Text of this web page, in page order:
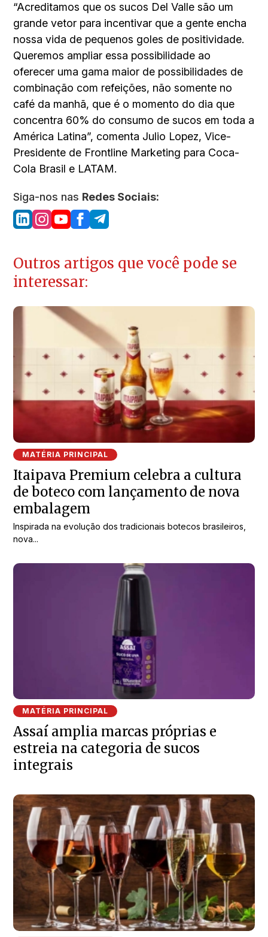
“Acreditamos que os sucos Del Valle são um
grande vetor para incentivar que a gente encha
nossa vida de pequenos goles de positividade.
Queremos ampliar essa possibilidade ao
oferecer uma gama maior de possibilidades de
combinação com refeições, não somente no
café da manhã, que é o momento do dia que
concentra 60% do consumo de sucos em toda a
América Latina”, comenta Julio Lopez, Vice-
Presidente de Frontline Marketing para Coca-
Cola Brasil e LATAM.
Siga-nos nas Redes Sociais:
Outros artigos que você pode se
interessar:
MATÉRIA PRINCIPAL
Itaipava Premium celebra a cultura
de boteco com lançamento de nova
embalagem
Inspirada na evolução dos tradicionais botecos brasileiros,
nova...
MATÉRIA PRINCIPAL
Assaí amplia marcas próprias e
estreia na categoria de sucos
integrais